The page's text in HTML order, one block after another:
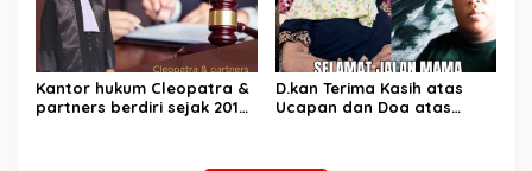
Kantor hukum Cleopatra &
partners berdiri sejak 2018
D.kan Terima Kasih atas
Ucapan dan Doa atas